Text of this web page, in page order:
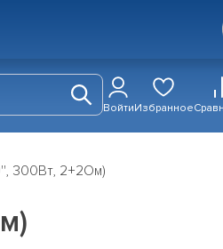
ВойтиИзбранное
300Вт, 2+2Ом)